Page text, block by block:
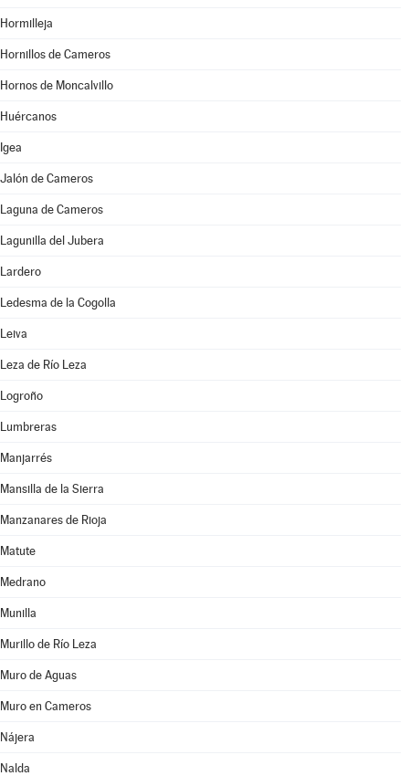
Hormilleja
Hornillos de Cameros
Hornos de Moncalvillo
Huércanos
Igea
Jalón de Cameros
Laguna de Cameros
Lagunilla del Jubera
Lardero
Ledesma de la Cogolla
Leiva
Leza de Río Leza
Logroño
Lumbreras
Manjarrés
Mansilla de la Sierra
Manzanares de Rioja
Matute
Medrano
Munilla
Murillo de Río Leza
Muro de Aguas
Muro en Cameros
Nájera
Nalda